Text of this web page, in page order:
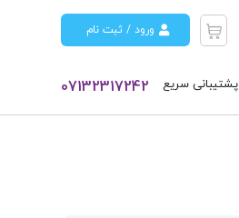
ورود / ثبت نام
07132317242 پشتیبانی سریع